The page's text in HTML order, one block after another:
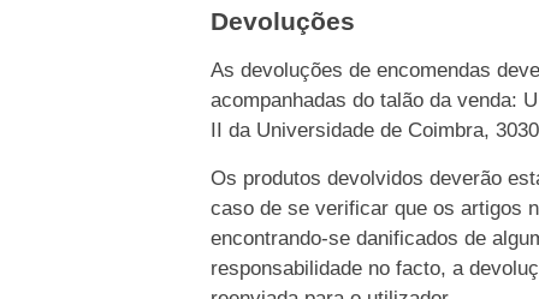
Devoluções
As devoluções de encomendas
acompanhadas do talão da venda:
II da Universidade de Coimbra,
Os produtos devolvidos deverão
caso de se verificar que os artigos
encontrando-se danificados de
responsabilidade no facto, a